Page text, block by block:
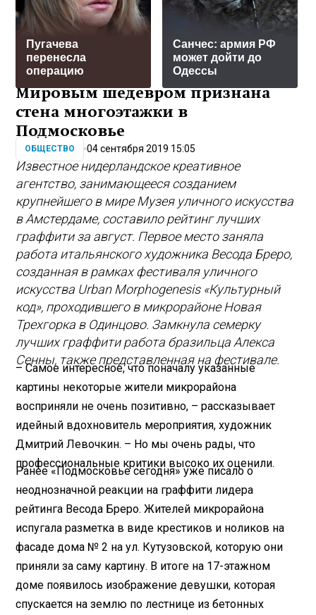
Пугачева
перенесла
операцию
Санчес: армия РФ
может дойти до
Одессы
Мировым шедевром признана
стена многоэтажки в
Подмосковье
ОБЩЕСТВО 04 сентября 2019 15:05
Известное нидерландское креативное
агентство, занимающееся созданием
крупнейшего в мире Музея уличного искусства
в Амстердаме, составило рейтинг лучших
граффити за август. Первое место заняла
работа итальянского художника Весода Бреро,
созданная в рамках фестиваля уличного
искусства Urban Morphogenesis «Культурный
код», проходившего в микрорайоне Новая
Трехгорка в Одинцово. Замкнула семерку
лучших граффити работа бразильца Алекса
Сенны, также представленная на фестивале.
– Самое интересное, что поначалу указанные
картины некоторые жители микрорайона
восприняли не очень позитивно, – рассказывает
идейный вдохновитель мероприятия, художник
Дмитрий Левочкин. – Но мы очень рады, что
профессиональные критики высоко их оценили.
Ранее «Подмосковье сегодня» уже писало о
неоднозначной реакции на граффити лидера
рейтинга Весода Бреро. Жителей микрорайона
испугала разметка в виде крестиков и ноликов на
фасаде дома № 2 на ул. Кутузовской, которую они
приняли за саму картину. В итоге на 17-этажном
доме появилось изображение девушки, которая
спускается на землю по лестнице из бетонных